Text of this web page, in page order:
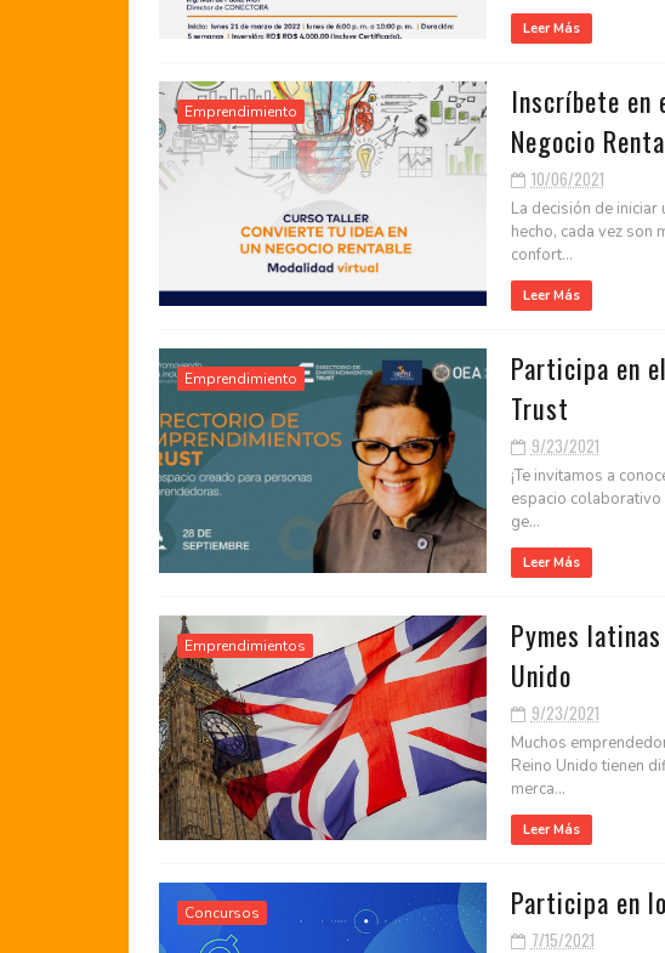
Leer Más
Emprendimiento
Inscríbete en
Negocio
10/06/2021
La decisión de
hecho, cada vez son
confort...
Leer Más
Emprendimiento
Participa en
Trust
9/23/2021
¡Te invitamos a
espacio
ge...
Leer Más
Emprendimientos
Pymes
Unido
9/23/2021
Muchos
Reino Unido tienen
merca...
Leer Más
Concursos Participa en
7/15/2021